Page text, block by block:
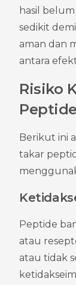
hasil
sedikit
aman dan
antara
Risiko
Peptide
Berikut ini
takar
Peptide
atau
atau tidak